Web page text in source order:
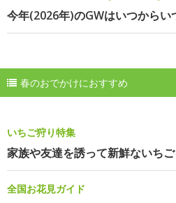
今年(2026年)のGWはいつからい
春のおでかけにおすすめ
いちご狩り特集
家族や友達を誘って新鮮ないち
全国お花見ガイド